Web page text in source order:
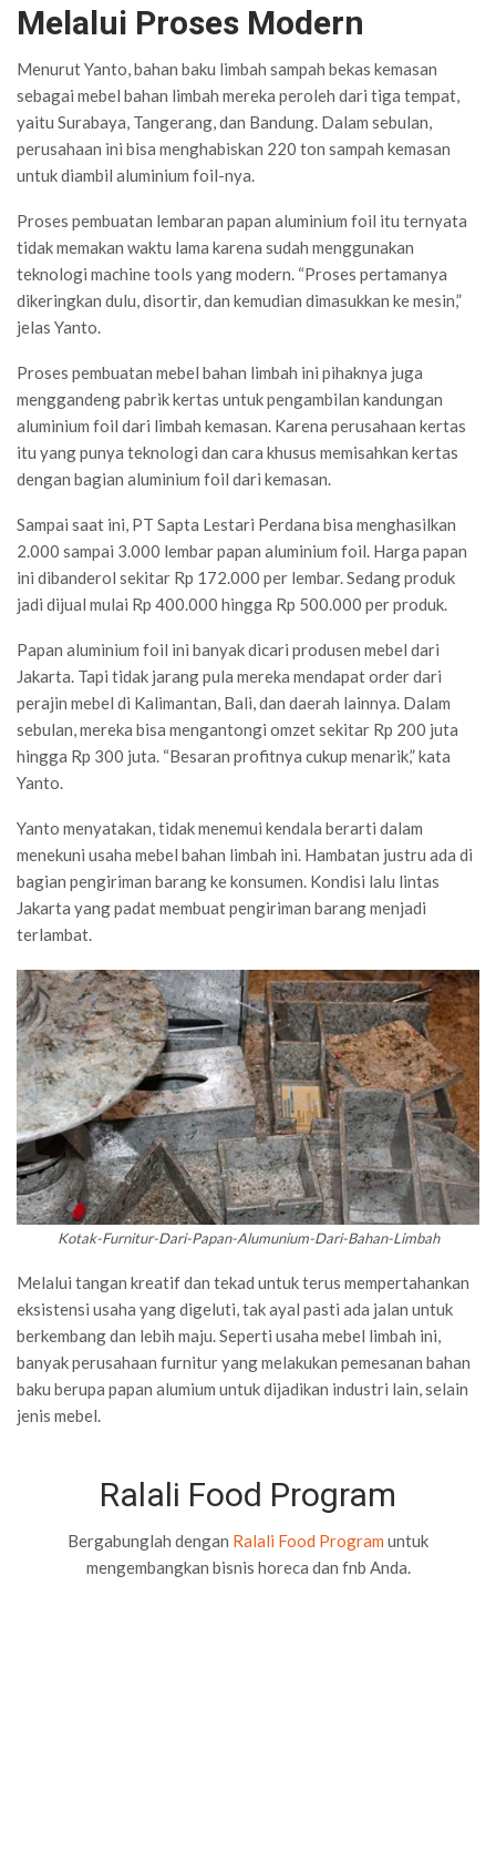
Melalui Proses Modern
Menurut Yanto, bahan baku limbah sampah bekas kemasan
sebagai mebel bahan limbah mereka peroleh dari tiga tempat,
yaitu Surabaya, Tangerang, dan Bandung. Dalam sebulan,
perusahaan ini bisa menghabiskan 220 ton sampah kemasan
untuk diambil aluminium foil-nya.
Proses pembuatan lembaran papan aluminium foil itu ternyata
tidak memakan waktu lama karena sudah menggunakan
teknologi machine tools yang modern. “Proses pertamanya
dikeringkan dulu, disortir, dan kemudian dimasukkan ke mesin,”
jelas Yanto.
Proses pembuatan mebel bahan limbah ini pihaknya juga
menggandeng pabrik kertas untuk pengambilan kandungan
aluminium foil dari limbah kemasan. Karena perusahaan kertas
itu yang punya teknologi dan cara khusus memisahkan kertas
dengan bagian aluminium foil dari kemasan.
Sampai saat ini, PT Sapta Lestari Perdana bisa menghasilkan
2.000 sampai 3.000 lembar papan aluminium foil. Harga papan
ini dibanderol sekitar Rp 172.000 per lembar. Sedang produk
jadi dijual mulai Rp 400.000 hingga Rp 500.000 per produk.
Papan aluminium foil ini banyak dicari produsen mebel dari
Jakarta. Tapi tidak jarang pula mereka mendapat order dari
perajin mebel di Kalimantan, Bali, dan daerah lainnya. Dalam
sebulan, mereka bisa mengantongi omzet sekitar Rp 200 juta
hingga Rp 300 juta. “Besaran profitnya cukup menarik,” kata
Yanto.
Yanto menyatakan, tidak menemui kendala berarti dalam
menekuni usaha mebel bahan limbah ini. Hambatan justru ada di
bagian pengiriman barang ke konsumen. Kondisi lalu lintas
Jakarta yang padat membuat pengiriman barang menjadi
terlambat.
Kotak-Furnitur-Dari-Papan-Alumunium-Dari-Bahan-Limbah
Melalui tangan kreatif dan tekad untuk terus mempertahankan
eksistensi usaha yang digeluti, tak ayal pasti ada jalan untuk
berkembang dan lebih maju. Seperti usaha mebel limbah ini,
banyak perusahaan furnitur yang melakukan pemesanan bahan
baku berupa papan alumium untuk dijadikan industri lain, selain
jenis mebel.
Ralali Food Program
Bergabunglah dengan Ralali Food Program untuk
mengembangkan bisnis horeca dan fnb Anda.